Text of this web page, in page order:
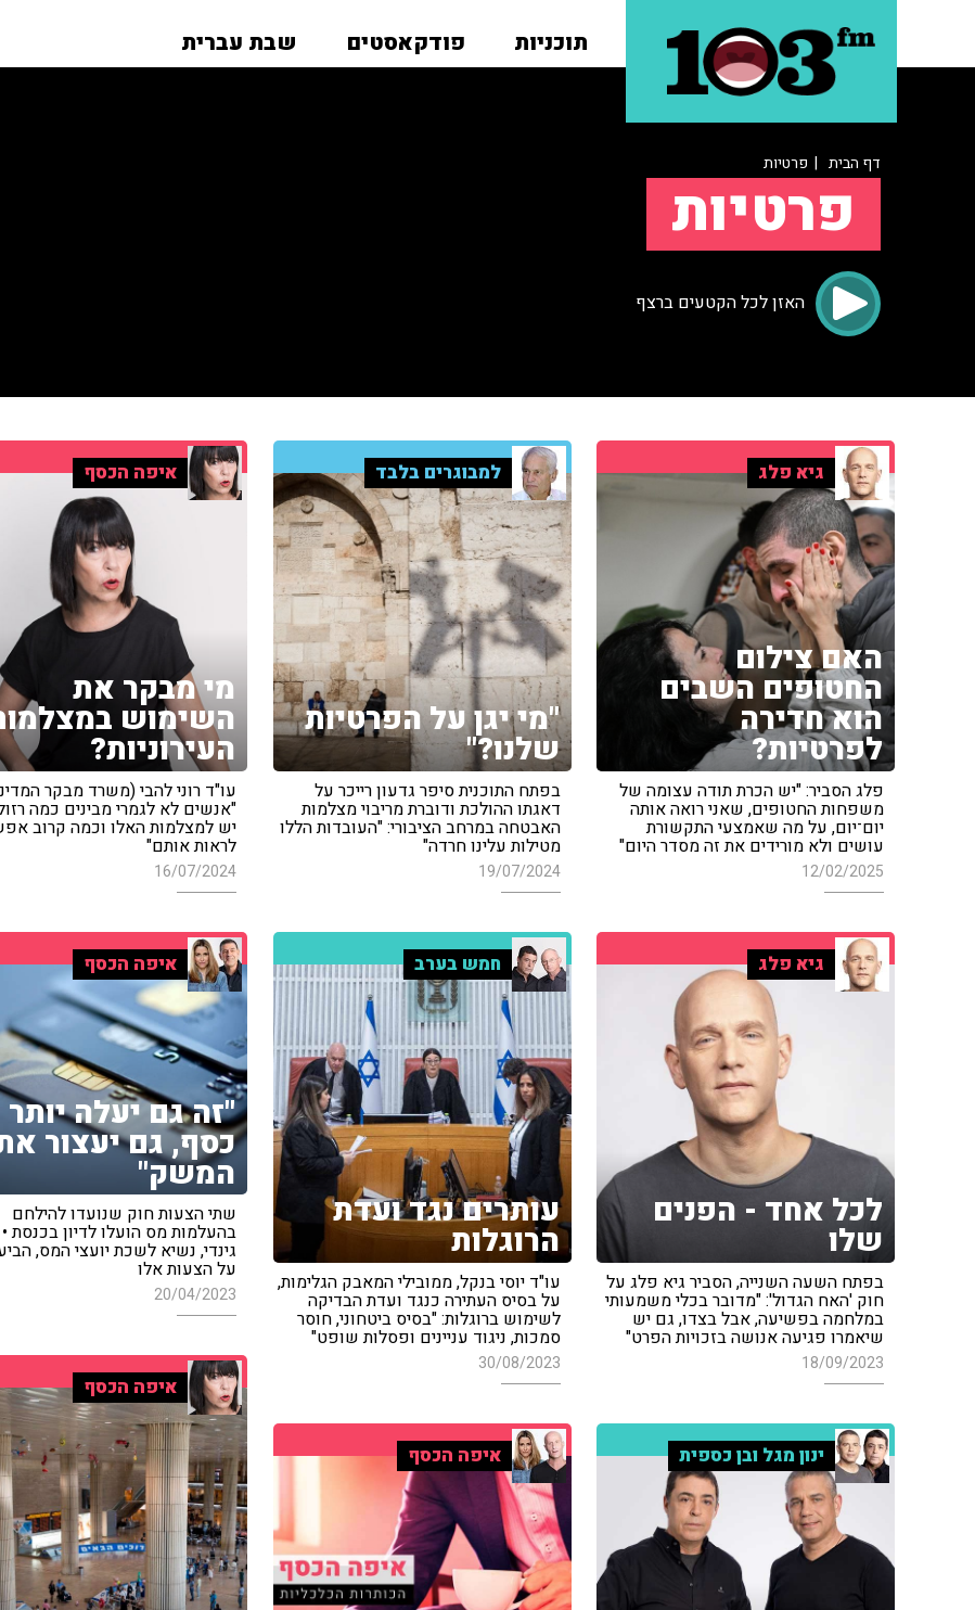
תוכניות פודקאסטים שבת עברית
דף הבית | פרטיות
פרטיות
האזן לכל הקטעים ברצף
גיא פלג
האם צילום
החטופים השבים
הוא חדירה
לפרטיות?
פלג הסביר: "יש הכרת תודה עצומה של
משפחות החטופים, שאני רואה אותה
יום־יום, על מה שאמצעי התקשורת
עושים ולא מורידים את זה מסדר היום"
12/02/2025
למבוגרים בלבד
"מי יגן על הפרטיות
שלנו?"
בפתח התוכנית סיפר גדעון רייכר על
דאגתו ההולכת ודוברת מריבוי מצלמות
האבטחה במרחב הציבורי: "העובדות הללו
מטילות עלינו חרדה"
19/07/2024
איפה הכסף
מי מבקר את
השימוש
העירוניות?
עו"ד רוני להבי (משרד מבקר
"אנשים לא לגמרי מבינים כמה
יש למצלמות האלו וכמה קרוב
לראות אותם"
16/07/2024
גיא פלג
לכל אחד - הפנים
שלו
בפתח השעה השנייה, הסביר גיא פלג על
חוק 'האח הגדול': "מדובר בכלי משמעותי
במלחמה בפשיעה, אבל בצדו, גם יש
שיאמרו פגיעה אנושה בזכויות הפרט"
18/09/2023
חמש בערב
עותרים נגד ועדת
הרוגלות
עו"ד יוסי בנקל, ממובילי המאבק הגלימות,
על בסיס העתירה כנגד ועדת הבדיקה
לשימוש ברוגלות: "בסיס ביטחוני, חוסר
סמכות, ניגוד עניינים ופסלות שופט"
30/08/2023
איפה הכסף
"זה גם יעלה יותר
כסף, גם יעצור
המשק"
שתי הצעות חוק שנועדו להילחם
בהעלמות מס הועלו לדיון בכנסת •
גינדי, נשיא לשכת יועצי המס,
על הצעות אלו
20/04/2023
איפה הכסף
ינון מגל ובן כספית איפה הכסף